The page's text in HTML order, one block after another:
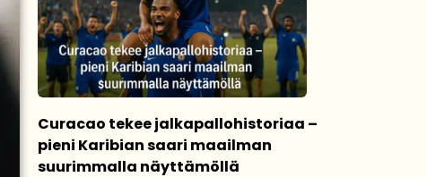
Curacao tekee jalkapallohistoriaa –
pieni Karibian saari maailman
suurimmalla näyttämöllä